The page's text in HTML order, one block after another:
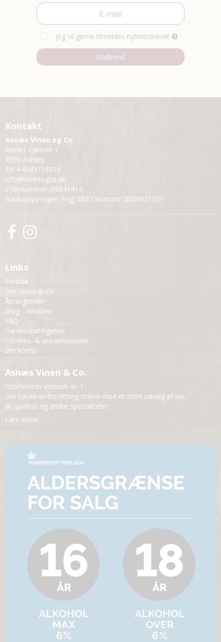
Jeg vil gerne tilmeldes nyhedsbrevet
Godkend
Kontakt
Asnæs Vinen og Co.
Asnæs Centret 1
4550 Asnæs
Tlf: +4542118315
info@vinenogco.dk
CVR-nummer: 69841414
Bankoplysninger: Reg: 0537 Kontonr: 0000921521
Links
Forside
Om Vinen & Co
Åbningstider
Blog - Vinviden
FAQ
Handelsbetingelser
Cookies- & privatlivspolitik
Din konto
Asnæs Vinen & Co.
Odsherreds vinbutik nr. 1.
Din lokale vinforretning online med et stort udvalg af vin,
øl, spiritus og andre specialiteter.
Læs mere…